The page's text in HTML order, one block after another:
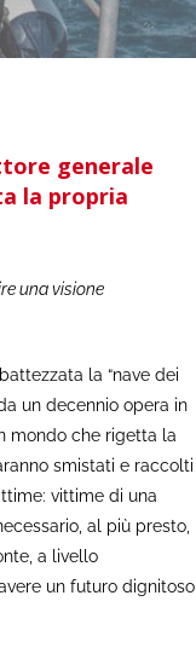
generale
la propria
una visione
la “nave dei
un decennio opera in
mondo che rigetta la
smistati e raccolti
vittime di una
al più presto,
a livello
un futuro dignitoso